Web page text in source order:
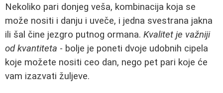
Nekoliko pari donjeg veša, kombinacija koja se
može nositi i danju i uveče, i jedna svestrana jakna
ili šal čine jezgro putnog ormana. Kvalitet je važniji
od kvantiteta - bolje je poneti dvoje udobnih cipela
koje možete nositi ceo dan, nego pet pari koje će
vam izazvati žuljeve.